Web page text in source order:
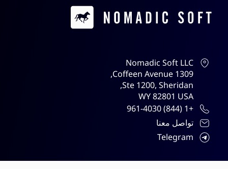
Contacts
Nomadic Soft LLC
1309 Coffeen Avenue,
Ste 1200, Sheridan,
WY 82801 USA
+1 (844) 961-4030
تواصل معنا
Telegram